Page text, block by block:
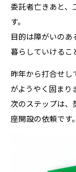
委託者亡きあと、
す。
目的は障がいの
暮らしていけるこ
昨年から打合せ
がようやく固まり
次のステップは、
座開設の依頼です。